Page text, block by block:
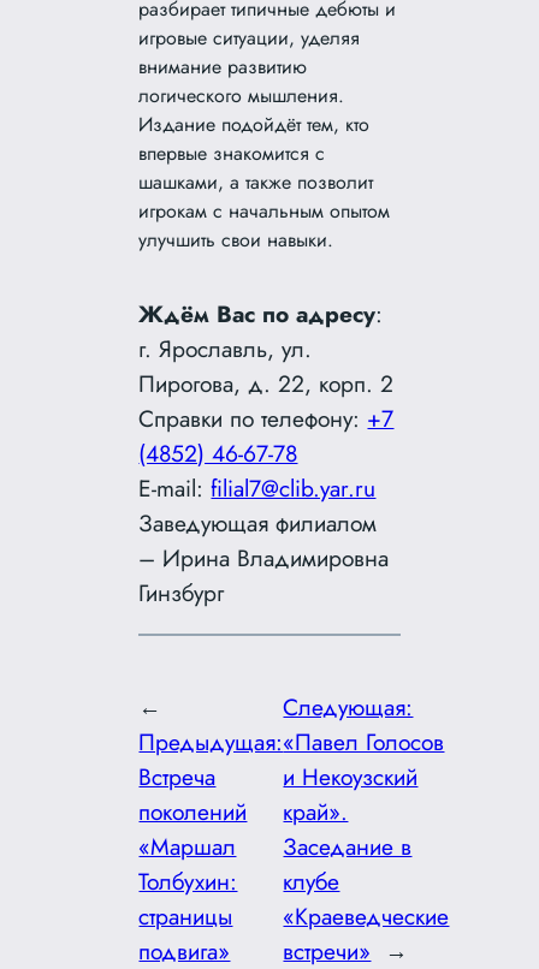
разбирает типичные дебюты и
игровые ситуации, уделяя
внимание развитию
логического мышления.
Издание подойдёт тем, кто
впервые знакомится с
шашками, а также позволит
игрокам с начальным опытом
улучшить свои навыки.
Ждём Вас по адресу:
г. Ярославль, ул.
Пирогова, д. 22, корп. 2
Справки по телефону: +7
(4852) 46-67-78
E-mail:filial7@clib.yar.ru
Заведующая филиалом
– Ирина Владимировна
Гинзбург
←
Предыдущая:
Встреча
поколений
«Маршал
Толбухин:
страницы
подвига»
Следующая:
«Павел Голосов
и Некоузский
край».
Заседание в
клубе
«Краеведческие
встречи» →